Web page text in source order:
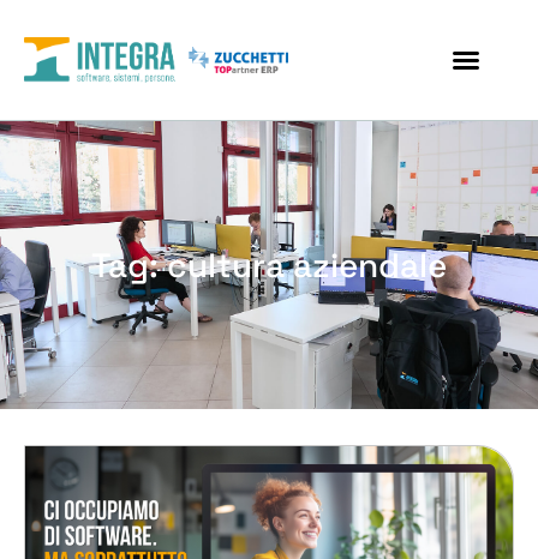
Tag: cultura aziendale